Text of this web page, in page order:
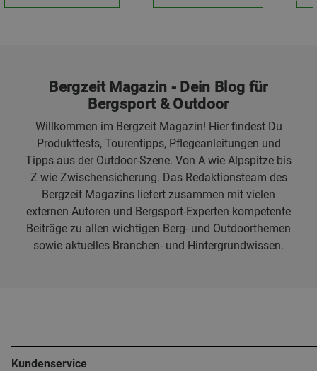
Bergzeit Magazin - Dein Blog für
Bergsport & Outdoor
Willkommen im Bergzeit Magazin! Hier findest Du
Produkttests, Tourentipps, Pflegeanleitungen und
Tipps aus der Outdoor-Szene. Von A wie Alpspitze bis
Z wie Zwischensicherung. Das Redaktionsteam des
Bergzeit Magazins liefert zusammen mit vielen
externen Autoren und Bergsport-Experten kompetente
Beiträge zu allen wichtigen Berg- und Outdoorthemen
sowie aktuelles Branchen- und Hintergrundwissen.
Kundenservice